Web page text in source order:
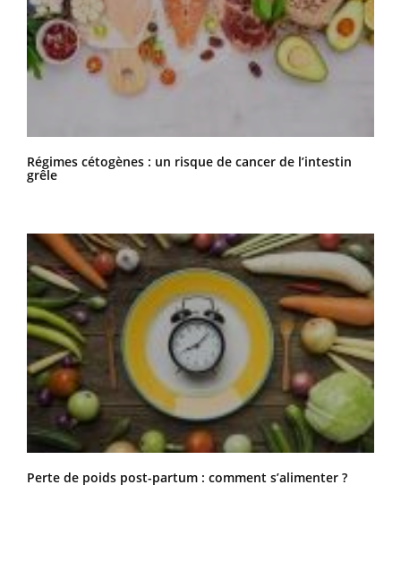
Régimes cétogènes : un risque de cancer de l’intestin
grêle
Perte de poids post-partum : comment s’alimenter ?